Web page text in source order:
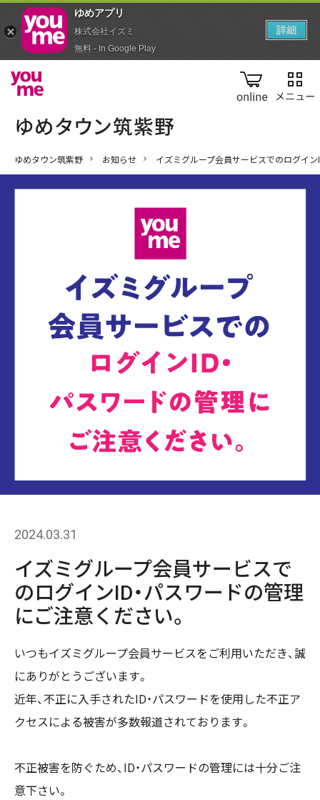
online
ゆめタウン筑紫野 お知らせ イズミグループ会員サービスでのログイ
2024.03.31
イズミグループ会員サービスで
のログインID・パスワードの管理
にご注意ください。
いつもイズミグループ会員サービスをご利用いただき、誠
にありがとうございます。
近年、不正に入手されたID・パスワードを使用した不正ア
クセスによる被害が多数報道されております。
不正被害を防ぐため、ID・パスワードの管理には十分ご注
意下さい。
ゆめアプ‪リ‬
株式会社イズミ
無料 - In Google Play
詳細